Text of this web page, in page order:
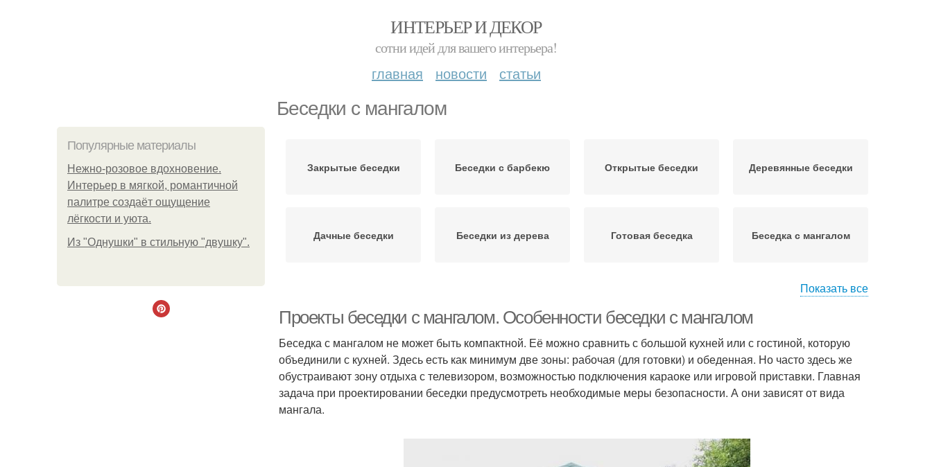
ИНТЕРЬЕР И ДЕКОР
сотни идей для вашего интерьера!
главная новости статьи
Беседки с мангалом
Популярные материалы
Нежно-розовое вдохновение.
Интерьер в мягкой, романтичной
палитре создаёт ощущение
лёгкости и уюта.
Из "Однушки" в стильную "двушку".
Закрытые беседки Беседки с барбекю Открытые беседки Деревянные беседки
Дачные беседки Беседки из дерева Готовая беседка Беседка с мангалом
Показать все
Проекты беседки с мангалом. Особенности беседки с мангалом
Беседка с мангалом не может быть компактной. Её можно сравнить с большой кухней или с гостиной, которую
объединили с кухней. Здесь есть как минимум две зоны: рабочая (для готовки) и обеденная. Но часто здесь же
обустраивают зону отдыха с телевизором, возможностью подключения караоке или игровой приставки. Главная
задача при проектировании беседки предусмотреть необходимые меры безопасности. А они зависят от вида
мангала.